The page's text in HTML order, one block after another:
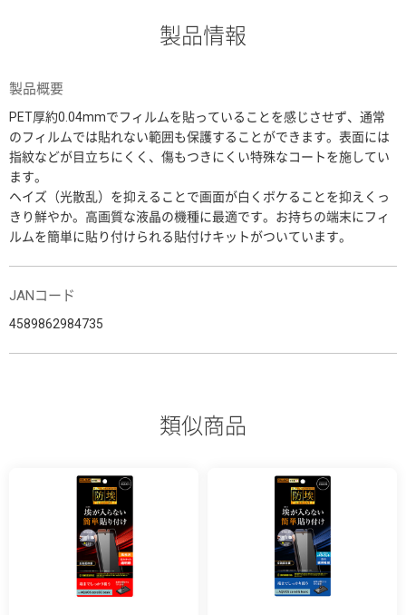
製品情報
製品概要
PET厚約0.04mmでフィルムを貼っていることを感じさせず、通常
のフィルムでは貼れない範囲も保護することができます。表面には
指紋などが目立ちにくく、傷もつきにくい特殊なコートを施してい
ます。
ヘイズ（光散乱）を抑えることで画面が白くボケることを抑えくっ
きり鮮やか。高画質な液晶の機種に最適です。お持ちの端末にフィ
ルムを簡単に貼り付けられる貼付けキットがついています。
JANコード
4589862984735
類似商品